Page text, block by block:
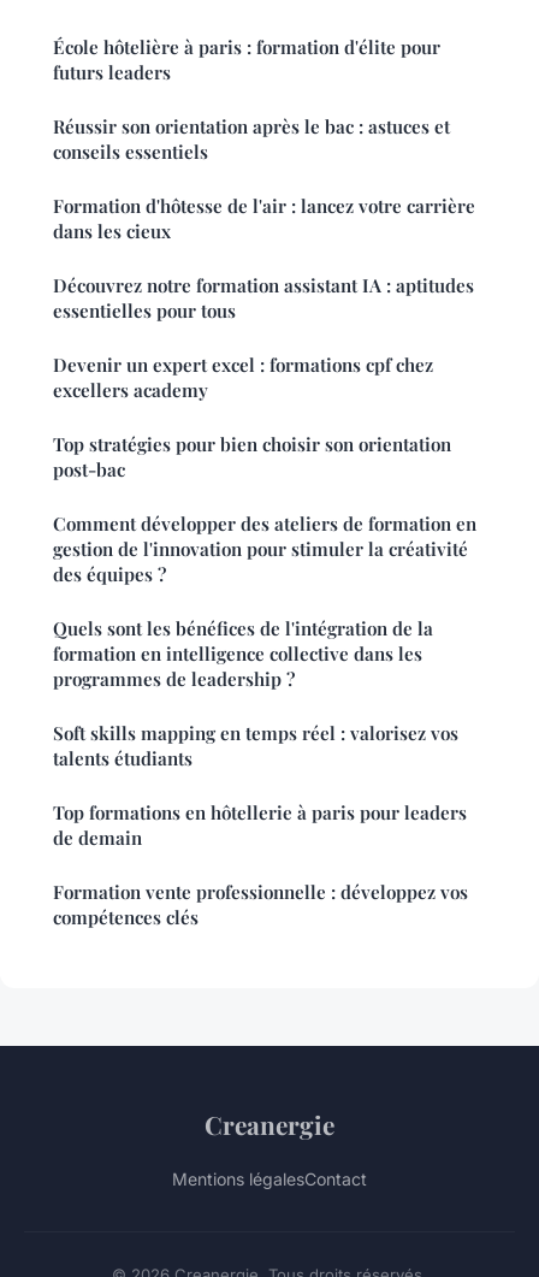
École hôtelière à paris : formation d'élite pour
futurs leaders
Réussir son orientation après le bac : astuces et
conseils essentiels
Formation d'hôtesse de l'air : lancez votre carrière
dans les cieux
Découvrez notre formation assistant IA : aptitudes
essentielles pour tous
Devenir un expert excel : formations cpf chez
excellers academy
Top stratégies pour bien choisir son orientation
post-bac
Comment développer des ateliers de formation en
gestion de l'innovation pour stimuler la créativité
des équipes ?
Quels sont les bénéfices de l'intégration de la
formation en intelligence collective dans les
programmes de leadership ?
Soft skills mapping en temps réel : valorisez vos
talents étudiants
Top formations en hôtellerie à paris pour leaders
de demain
Formation vente professionnelle : développez vos
compétences clés
Creanergie
Mentions légalesContact